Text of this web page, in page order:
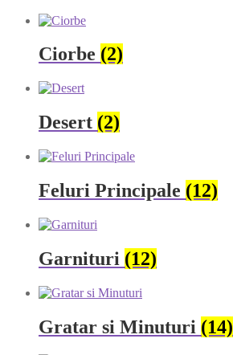
Ciorbe (2)
Desert (2)
Feluri Principale (12)
Garnituri (12)
Gratar si Minuturi (14)